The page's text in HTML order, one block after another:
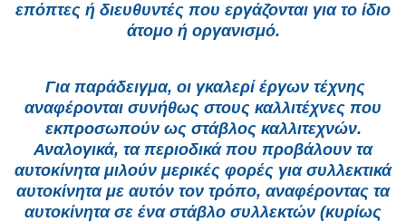
επόπτες ή διευθυντές που εργάζονται για το ίδιο
άτομο ή οργανισμό.
Για παράδειγμα, οι γκαλερί έργων τέχνης
αναφέρονται συνήθως στους καλλιτέχνες που
εκπροσωπούν ως στάβλος καλλιτεχνών.
Αναλογικά, τα περιοδικά που προβάλουν τα
αυτοκίνητα μιλούν μερικές φορές για συλλεκτικά
αυτοκίνητα με αυτόν τον τρόπο, αναφέροντας τα
αυτοκίνητα σε ένα στάβλο συλλεκτών (κυρίως